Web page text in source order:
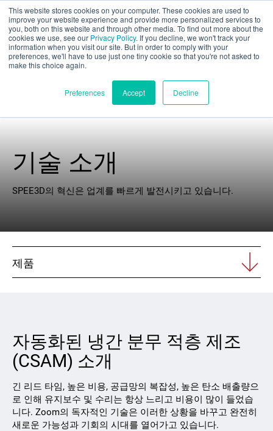
This website stores cookies on your computer. These cookies are used to
improve your website experience and provide more personalized services to
you, both on this website and through other media. To find out more about the
cookies we use, see our Privacy Policy. If you decline, we won't track your
information when you visit our site. But in order to comply with your
preferences, we'll have to use just one tiny cookie so that you're not asked to
make this choice again.
Preferences Accept Decline
부품 평가
애플리케이션
리소스
팔로우하기
기술 소개
SPEE3D의 혁신은 업계를 빠르게 발전시키고 있습니다.
제품
자동화된 냉간 분무 적층 제조
(CSAM) 소개
긴 리드 타임, 높은 비용, 공급망의 복잡성, 높은 탄소 배출량으
로 인해 유지보수 및 수리는 항상 느리고 비용이 많이 들었습
니다. Zoom의 독자적인 기술은 이러한 상황을 바꾸고 완전히
새로운 가능성과 기회의 시대를 열어가고 있습니다.